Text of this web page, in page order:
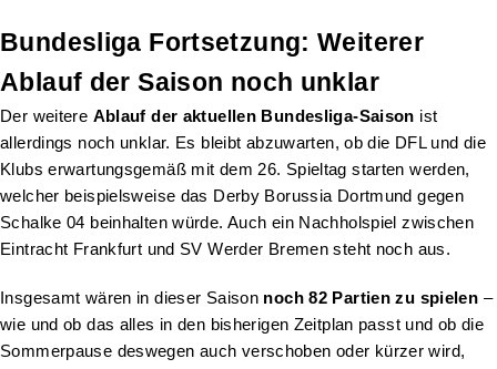
Bundesliga Fortsetzung: Weiterer
Ablauf der Saison noch unklar
Der weitere Ablauf der aktuellen Bundesliga-Saison ist
allerdings noch unklar. Es bleibt abzuwarten, ob die DFL und die
Klubs erwartungsgemäß mit dem 26. Spieltag starten werden,
welcher beispielsweise das Derby Borussia Dortmund gegen
Schalke 04 beinhalten würde. Auch ein Nachholspiel zwischen
Eintracht Frankfurt und SV Werder Bremen steht noch aus.
Insgesamt wären in dieser Saison noch 82 Partien zu spielen –
wie und ob das alles in den bisherigen Zeitplan passt und ob die
Sommerpause deswegen auch verschoben oder kürzer wird,